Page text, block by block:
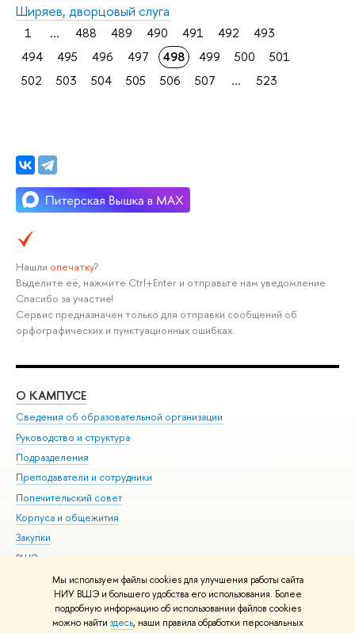
Мы используем файлы cookies для улучшения работы сайта
НИУ ВШЭ и большего удобства его использования. Более
подробную информацию об использовании файлов cookies
можно найти здесь, наши правила обработки персональных
Ширяев, дворцовый слуга
1 ... 488 489 490 491 492
493
494
495 496 497 498 499 500
501
502
503 504 505 506 507 ... 523
Нашли опечатку?
Выделите её, нажмите Ctrl+Enter и отправьте нам уведомление.
Спасибо за участие!
Сервис предназначен только для отправки сообщений об
орфографических и пунктуационных ошибках.
О КАМПУСЕ
Сведения об образовательной организации
Руководство и структура
Подразделения
Преподаватели и сотрудники
Попечительский совет
Корпуса и общежития
Закупки
ВШЭ для студентов с ограниченными возможностями
здоровья и инвалидностью
Версия для слабовидящих
Единая платежная страница